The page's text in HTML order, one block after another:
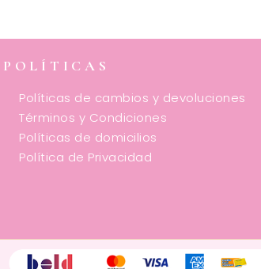
POLÍTICAS
Políticas de cambios y devoluciones
Términos y Condiciones
Políticas de domicilios
Política de Privacidad